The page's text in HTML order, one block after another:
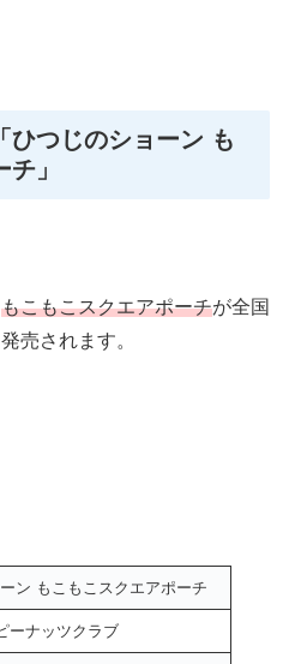
ひつじのショーン も
」
もこもこスクエアポーチが全国
売されます。
ン もこもこスクエアポーチ
ーナッツクラブ